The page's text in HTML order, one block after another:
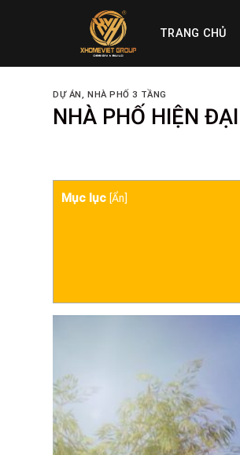
TRANG CHỦ
DỰ ÁN, NHÀ PHỐ 3 TẦNG
NHÀ PHỐ HIỆN
Mục lục [Ẩn]